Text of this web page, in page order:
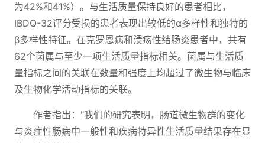
为42%和41%）。与生活质量保持良好的患者相比，
IBDQ-32评分受损的患者表现出较低的α多样性和独特的
β多样性特征。在克罗恩病和溃疡性结肠炎患者中，共有
62个菌属与至少一项生活质量指标相关。菌属与生活质
量指标之间的关联在数量和强度上均超过了微生物与临床
及生物化学活动指标的关联。
作者指出："我们的研究表明，肠道微生物群的变化
与炎症性肠病中一般性和疾病特异性生活质量结果存在显